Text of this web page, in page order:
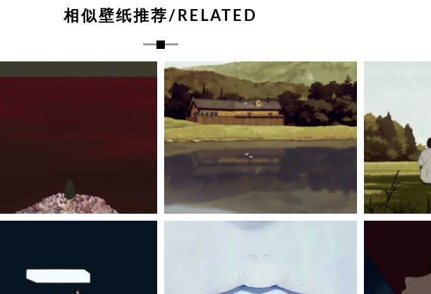
相似壁纸推荐/RELATED